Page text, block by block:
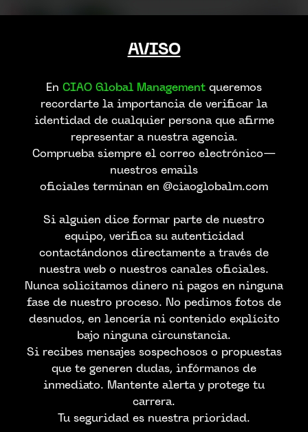
AVISO
En CIAO Global Management queremos
recordarte la importancia de verificar la
identidad de cualquier persona que afirme
representar a nuestra agencia.
Comprueba siempre el correo electrónico—
nuestros emails
oficiales terminan en @ciaoglobalm.com
Si alguien dice formar parte de nuestro
equipo, verifica su autenticidad
contactándonos directamente a través de
nuestra web o nuestros canales oficiales.
Nunca solicitamos dinero ni pagos en ninguna
fase de nuestro proceso. No pedimos fotos de
desnudos, en lencería ni contenido explícito
bajo ninguna circunstancia.
Si recibes mensajes sospechosos o propuestas
que te generen dudas, infórmanos de
inmediato. Mantente alerta y protege tu
carrera.
Tu seguridad es nuestra prioridad.